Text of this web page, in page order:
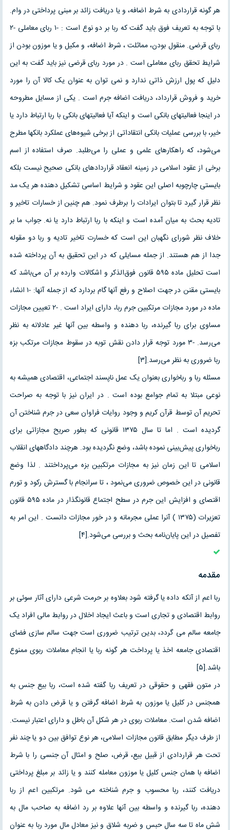
هر گونه قراردادی به شرط اضافه، و یا دریافت زائد بر مبنی پرداختی در وام.
با توجه به تعریف فوق باید گفت که ربا بر دو نوع است : -۱ ربای معاملی -۲
ربای قرضی. منقول بودن، مماثلت ، شرط اضافه، و مکیل و یا موزون بودن از
شرایط تحقق ربای معاملی است . در مورد ربای قرضی نیز باید گفت به این
دلیل که پول ارزش ذاتی ندارد و نمی توان به عنوان یک کالا آن را مورد
خرید و فروش قرارداد، دریافت اضافه جرم است . یکی از مسایل مطروحه
در اینجا فعالیتهای بانکی است و اینکه آیا فعالیتهای بانکی با ربا ارتباط دارد یا
خیر، با بررسی عملیات بانکی انتقاداتی از برخی شیوه‌های عملکرد بانکها مطرح
می‌شود، که راهکارهای علمی و عملی را می‌طلبد. صرف استفاده از اسم
برخی از عقود اسلامی در زمینه انعقاد قراردادهای بانکی صحیح نیست بلکه
بایستی چارچوبه اصلی این عقود و شرایط اساسی تشکیل دهنده هر یک مد
نظر قرار گیرد تا بتوان ایرادات را برطرف نمود. هم چنین از خسارات تاخیر و
تادیه بحث به میان آمده است و اینکه با ربا ارتباط دارد یا نه. جواب ما بر
خلاف نظر شورای نگهبان این است که خسارت تاخیر تادیه و ربا دو مقوله
جدا از هم هستند. از جمله مسایلی که در این تحقیق به آن پرداخته شده
است تحلیل ماده ۵۹۵ قانون فوق‌الذکر و اشکالات وارده بر آن می‌باشد که
بایستی مقنن در جهت اصلاح و رفع آنها گام بردارد که از جمله آنها: -۱ انشاء
ماده در مورد مجازات مرتکبین جرم ربا، دارای ایراد است . -۲ تعیین مجازات
مساوی برای ربا گیرنده، ربا دهنده و واسطه بین آنها غیر عادلانه به نظر
می‌رسد. -۳ مورد توجه قرار دادن نقش توبه در سقوط مجازات مرتکب بزه
ربا ضروری به نظر می‌رسد.[۳]
مسئله ربا و رباخواری بعنوان یک عمل ناپسند اجتماعی، اقتصادی همیشه به
نوعی مبتلا به تمام جوامع بوده است . در ایران نیز با توجه به صراحت
تحریم آن توسط قرآن کریم و وجود روایات فراوان سعی در جرم شناختن آن
گردیده است . اما تا سال ۱۳۷۵ قانونی که بطور صریح مجازاتی برای
رباخواری پیش‌بینی نموده باشد، وضع نگردیده بود. هرچند دادگاههای انقلاب
اسلامی تا این زمان نیز به مجازات مرتکبین بزه می‌پرداختند . لذا وضع
قانونی در این خصوص ضروری می‌نمود ، تا سرانجام با گسترش رکود و تورم
اقتصای و افزایش این جرم در سطح اجتماع قانونگذار در ماده ۵۹۵ قانون
تعزیرات (۱۳۷۵ ) آنرا عملی مجرمانه و در خور مجازات دانست . این امر به
تفصیل در این پایان‌نامه بحث و بررسی می‌شود.[۴]
مقدمه
ربا اعم از آنکه داده یا گرفته شود بعلاوه بر حرمت شرعی دارای آثار سوئی بر
روابط اقتصادی و تجاری است و باعث ایجاد اخلال در روابط مالی افراد یک
جامعه سالم می گردد، بدین ترتیب ضروری است جهت سالم سازی فضای
اقتصادی جامعه اخذ یا پرداخت هر گونه ربا یا انجام معاملات ربوی ممنوع
باشد.[۵]
در متون فقهی و حقوقی در تعریف ربا گفته شده است، ربا بیع جنس به
همجنس در کلیل یا موزون به شرط اضافه گرفتن و یا قرض دادن به شرط
اضافه شدن است. معاملات ربوی در هر شکل آن باطل و دارای اعتبار نیست.
از طرف دیگر مطابق قانون مجازات اسلامی، هر نوع توافق بین دو یا چند نفر
تحت هر قراردادی از قبیل بیع، قرض، صلح و امثال آن جنسی را با شرط
اضافه با همان جنس کلیل یا موزون معامله کنند و یا زائد بر مبلغ پرداختی
دریافت کنند، ربا محسوب و جرم شناخته می شود. مرتکبین اعم از ربا
دهنده، ربا گیرنده و واسطه بین آنها علاوه بر رد اضافه به صاحب مال به
شش ماه تا سه سال حبس و ضربه شلاق و نیز معادل مال مورد ربا به عنوان